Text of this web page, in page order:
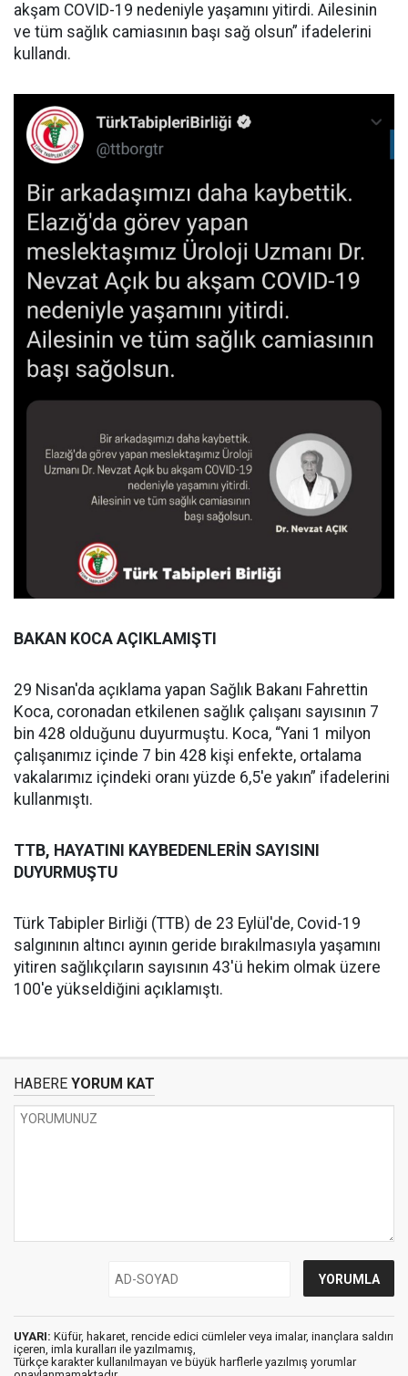
akşam COVID-19 nedeniyle yaşamını yitirdi. Ailesinin
ve tüm sağlık camiasının başı sağ olsun” ifadelerini
kullandı.
BAKAN KOCA AÇIKLAMIŞTI
29 Nisan'da açıklama yapan Sağlık Bakanı Fahrettin
Koca, coronadan etkilenen sağlık çalışanı sayısının 7
bin 428 olduğunu duyurmuştu. Koca, “Yani 1 milyon
çalışanımız içinde 7 bin 428 kişi enfekte, ortalama
vakalarımız içindeki oranı yüzde 6,5'e yakın” ifadelerini
kullanmıştı.
TTB, HAYATINI KAYBEDENLERİN SAYISINI
DUYURMUŞTU
Türk Tabipler Birliği (TTB) de 23 Eylül'de, Covid-19
salgınının altıncı ayının geride bırakılmasıyla yaşamını
yitiren sağlıkçıların sayısının 43'ü hekim olmak üzere
100'e yükseldiğini açıklamıştı.
HABERE YORUM KAT
UYARI: Küfür, hakaret, rencide edici cümleler veya imalar, inançlara saldırı
içeren, imla kuralları ile yazılmamış,
Türkçe karakter kullanılmayan ve büyük harflerle yazılmış yorumlar